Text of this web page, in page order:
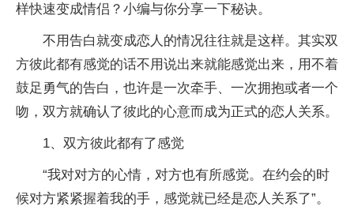
样快速变成情侣？小编与你分享一下秘诀。
不用告白就变成恋人的情况往往就是这样。其实双
方彼此都有感觉的话不用说出来就能感觉出来，用不着
鼓足勇气的告白，也许是一次牵手、一次拥抱或者一个
吻，双方就确认了彼此的心意而成为正式的恋人关系。
1、双方彼此都有了感觉
“我对对方的心情，对方也有所感觉。在约会的时
候对方紧紧握着我的手，感觉就已经是恋人关系了”。